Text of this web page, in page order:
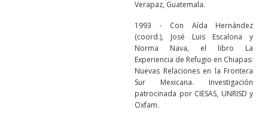
Verapaz, Guatemala.
1993 - Con Aída Hernández
(coord.), José Luis Escalona y
Norma Nava, el libro La
Experiencia de Refugio en Chiapas:
Nuevas Relaciones en la Frontera
Sur Mexicana. Investigación
patrocinada por CIESAS, UNRISD y
Oxfam.